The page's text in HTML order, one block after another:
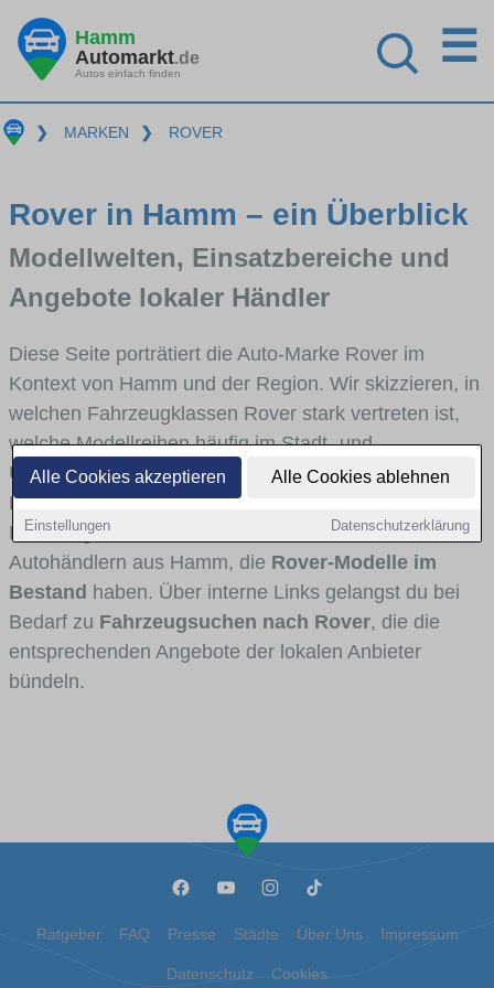
Alle Cookies akzeptieren Alle Cookies ablehnen
Einstellungen Datenschutzerklärung
Hamm
Automarkt.de
Autos einfach finden
☰
❯ MARKEN ❯ ROVER
Rover in Hamm – ein Überblick
Modellwelten, Einsatzbereiche und
Angebote lokaler Händler
Diese Seite porträtiert die Auto-Marke Rover im
Kontext von Hamm und der Region. Wir skizzieren, in
welchen Fahrzeugklassen Rover stark vertreten ist,
welche Modellreihen häufig im Stadt- und
Umlandverkehr zu sehen sind und für welche
Fahrertypen die Marke interessant ist. Viele
Fahrzeuge stammen von Autohäusern und
Autohändlern aus Hamm, die Rover-Modelle im
Bestand haben. Über interne Links gelangst du bei
Bedarf zu Fahrzeugsuchen nach Rover, die die
entsprechenden Angebote der lokalen Anbieter
bündeln.
Ratgeber FAQ Presse Städte Über Uns Impressum
Datenschutz Cookies